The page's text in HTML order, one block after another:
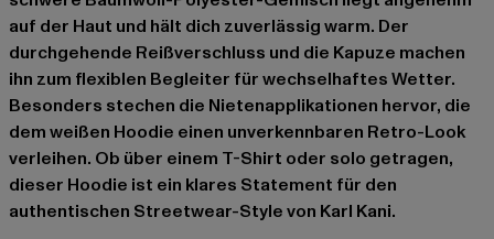
auf der Haut und hält dich zuverlässig warm. Der
durchgehende Reißverschluss und die Kapuze machen
ihn zum flexiblen Begleiter für wechselhaftes Wetter.
Besonders stechen die Nietenapplikationen hervor, die
dem weißen Hoodie einen unverkennbaren Retro-Look
verleihen. Ob über einem T-Shirt oder solo getragen,
dieser Hoodie ist ein klares Statement für den
authentischen Streetwear-Style von Karl Kani.